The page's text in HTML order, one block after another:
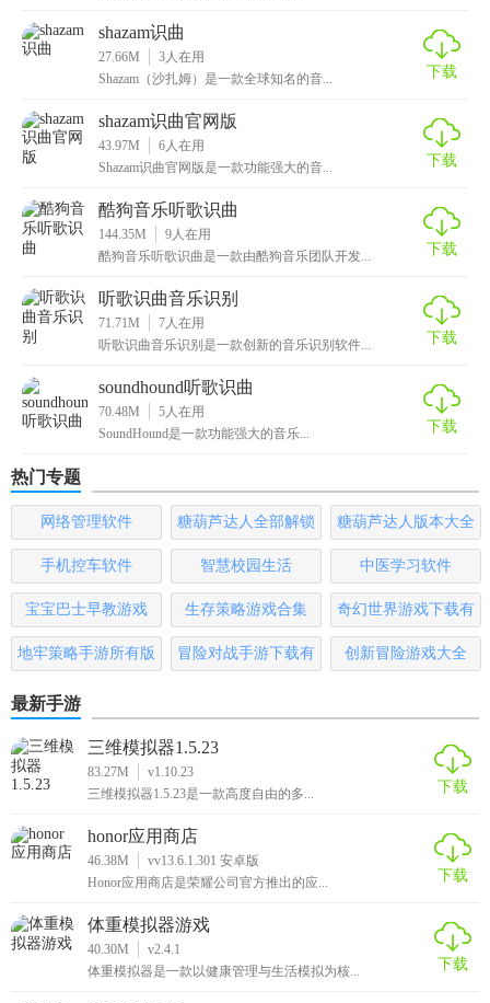
词、艺术家信息等内容。
5. 无缝体验：与多个流媒体服务和音乐商店集成，方便用户
购买和播放音乐。
【shazam听歌识曲用法】
1. 打开Shazam应用，确保手机麦克风未被禁用。
2. 点击“识别”按钮（通常是一个音符图标），让手机麦克风捕
3. 应用将开始分析音频信号，并在几秒钟内显示识别结果。
歌曲。
5. 还可以在应用内分享识别结果到社交媒体或消息应用。
【shazam听歌识曲测评】
Shazam作为一款成熟的音乐识别应用，以其快速、准确的识
别能力和丰富的音乐内容赢得了用户的喜爱。它不仅是寻找
未知音乐的好帮手，也是连接音乐社区和流媒体服务的桥
梁。尽管近年来市场上出现了不少竞争对手，但Shazam凭借
其稳定的性能和不断更新的功能，依然保持着强大的竞争
力。
shazam识曲
27.66M 3人在用
Shazam（沙扎姆）是一款全球知名的音...
下载
shazam识曲官网版
43.97M 6人在用
Shazam识曲官网版是一款功能强大的音...
下载
酷狗音乐听歌识曲
144.35M 9人在用
酷狗音乐听歌识曲是一款由酷狗音乐团队开发...
下载
听歌识曲音乐识别
71.71M 7人在用
听歌识曲音乐识别是一款创新的音乐识别软件...
下载
soundhound听歌识曲
70.48M 5人在用
SoundHound是一款功能强大的音乐...
下载
热门专题
网络管理软件
糖葫芦达人全部解锁
版
糖葫芦达人版本大全
手机控车软件 智慧校园生活 中医学习软件
宝宝巴士早教游戏 生存策略游戏合集
奇幻世界游戏下载有
哪些
地牢策略手游所有版
冒险对战手游下载有
创新冒险游戏大全
最新手游
三维模拟器1.5.23
83.27M
v1.10.23
三维模拟器1.5.23是一款高度自由的多...
下载
honor应用商店
46.38M
vv13.6.1.301 安卓版
Honor应用商店是荣耀公司官方推出的应...
下载
体重模拟器游戏
40.30M
v2.4.1
体重模拟器是一款以健康管理与生活模拟为核...
下载